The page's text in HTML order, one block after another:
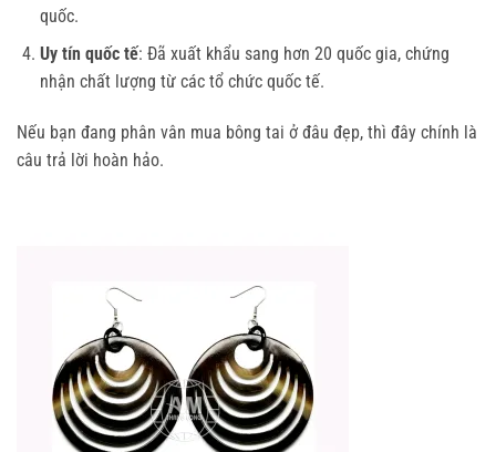
quốc.
Uy tín quốc tế: Đã xuất khẩu sang hơn 20 quốc gia, chứng
nhận chất lượng từ các tổ chức quốc tế.
Nếu bạn đang phân vân mua bông tai ở đâu đẹp, thì đây chính là
câu trả lời hoàn hảo.